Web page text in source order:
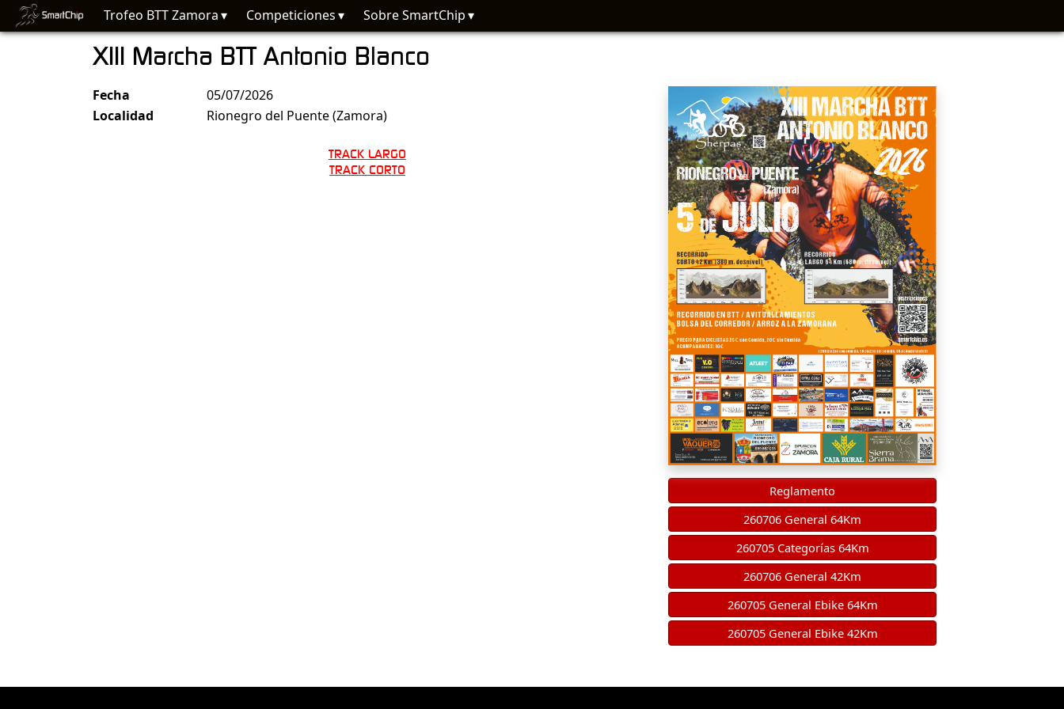
Trofeo BTT Zamora Competiciones Sobre SmartChip
XIII Marcha BTT Antonio Blanco
Reglamento
260706 General 64Km
260705 Categorías 64Km
260706 General 42Km
260705 General Ebike 64Km
260705 General Ebike 42Km
Fecha
05/07/2026
Localidad
Rionegro del Puente (Zamora)
TRACK LARGO
TRACK CORTO